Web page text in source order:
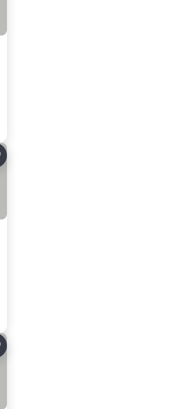
na seznam oblíbených hotelů
na seznam oblíbených hotelů